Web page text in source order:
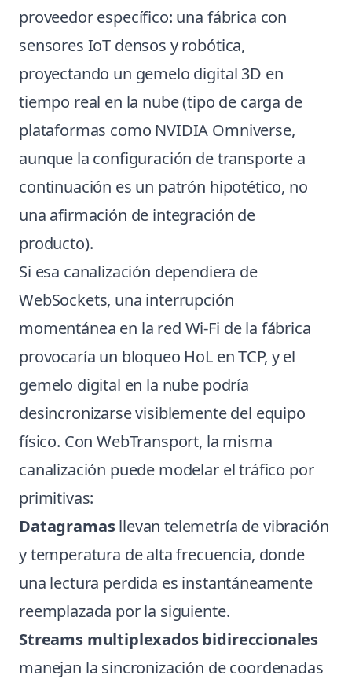
proveedor específico: una fábrica con
sensores IoT densos y robótica,
proyectando un gemelo digital 3D en
tiempo real en la nube (tipo de carga de
plataformas como NVIDIA Omniverse,
aunque la configuración de transporte a
continuación es un patrón hipotético, no
una afirmación de integración de
producto).
Si esa canalización dependiera de
WebSockets, una interrupción
momentánea en la red Wi-Fi de la fábrica
provocaría un bloqueo HoL en TCP, y el
gemelo digital en la nube podría
desincronizarse visiblemente del equipo
físico. Con WebTransport, la misma
canalización puede modelar el tráfico por
primitivas:
Datagramasllevan telemetría de vibración
y temperatura de alta frecuencia, donde
una lectura perdida es instantáneamente
reemplazada por la siguiente.
Streams multiplexados bidireccionales
manejan la sincronización de coordenadas